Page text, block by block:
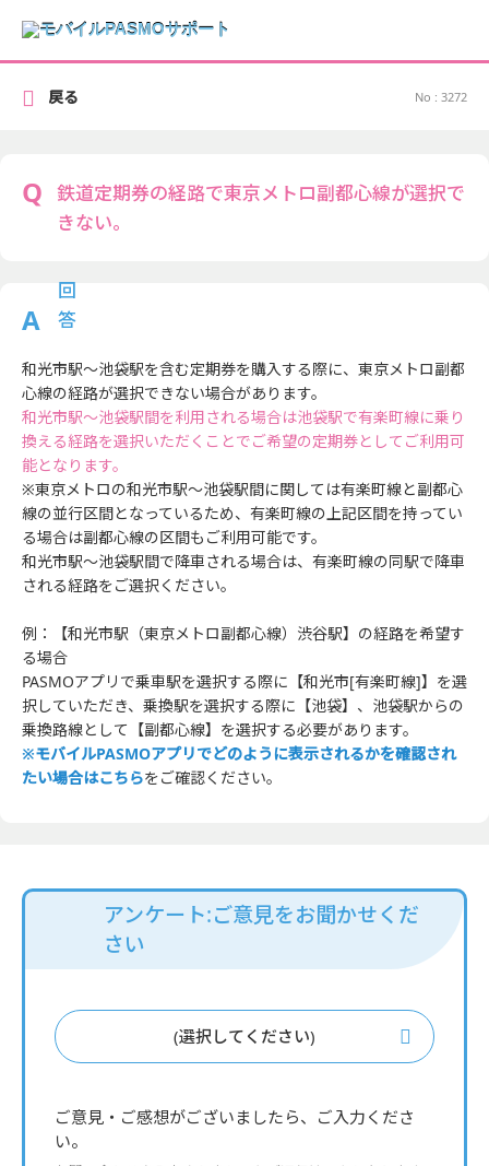
No : 3272
鉄道定期券の経路で東京メトロ副都心線が選択で
きない。
和光市駅～池袋駅を含む定期券を購入する際に、東京メトロ副都
心線の経路が選択できない場合があります。
和光市駅～池袋駅間を利用される場合は池袋駅で有楽町線に乗り
換える経路を選択いただくことでご希望の定期券としてご利用可
能となります。
※東京メトロの和光市駅～池袋駅間に関しては有楽町線と副都心
線の並行区間となっているため、有楽町線の上記区間を持ってい
る場合は副都心線の区間もご利用可能です。
和光市駅～池袋駅間で降車される場合は、有楽町線の同駅で降車
される経路をご選択ください。
例：【和光市駅（東京メトロ副都心線）渋谷駅】の経路を希望す
る場合
PASMOアプリで乗車駅を選択する際に【和光市[有楽町線]】を選
択していただき、乗換駅を選択する際に【池袋】、池袋駅からの
乗換路線として【副都心線】を選択する必要があります。
※モバイルPASMOアプリでどのように表示されるかを確認され
たい場合はこちらをご確認ください。
戻る
アンケート:ご意見をお聞かせくだ
さい
(選択してください)
ご意見・ご感想がございましたら、ご入力くださ
い。